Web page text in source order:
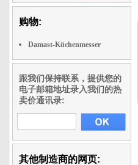
购物:
Damast-Küchenmesser
跟我们保持联系，提供您的
电子邮箱地址录入我们的热
卖价通讯录:
其他制造商的网页: